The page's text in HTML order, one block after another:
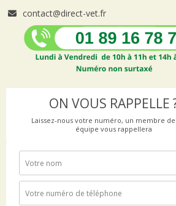
contact@direct-vet.fr
ON VOUS RAPPELLE
Laissez-nous votre numéro, un membre
équipe vous rappellera